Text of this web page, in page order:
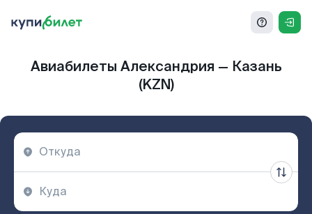
Авиабилеты Александрия — Казань
(KZN)